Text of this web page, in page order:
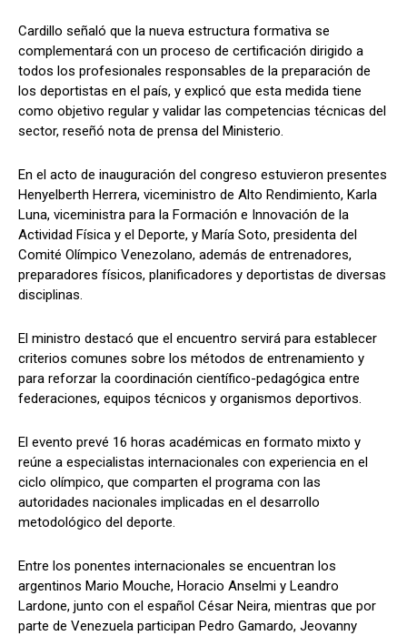
Cardillo señaló que la nueva estructura formativa se
complementará con un proceso de certificación dirigido a
todos los profesionales responsables de la preparación de
los deportistas en el país, y explicó que esta medida tiene
como objetivo regular y validar las competencias técnicas del
sector, reseñó nota de prensa del Ministerio.
En el acto de inauguración del congreso estuvieron presentes
Henyelberth Herrera, viceministro de Alto Rendimiento, Karla
Luna, viceministra para la Formación e Innovación de la
Actividad Física y el Deporte, y María Soto, presidenta del
Comité Olímpico Venezolano, además de entrenadores,
preparadores físicos, planificadores y deportistas de diversas
disciplinas.
El ministro destacó que el encuentro servirá para establecer
criterios comunes sobre los métodos de entrenamiento y
para reforzar la coordinación científico-pedagógica entre
federaciones, equipos técnicos y organismos deportivos.
El evento prevé 16 horas académicas en formato mixto y
reúne a especialistas internacionales con experiencia en el
ciclo olímpico, que comparten el programa con las
autoridades nacionales implicadas en el desarrollo
metodológico del deporte.
Entre los ponentes internacionales se encuentran los
argentinos Mario Mouche, Horacio Anselmi y Leandro
Lardone, junto con el español César Neira, mientras que por
parte de Venezuela participan Pedro Gamardo, Jeovanny